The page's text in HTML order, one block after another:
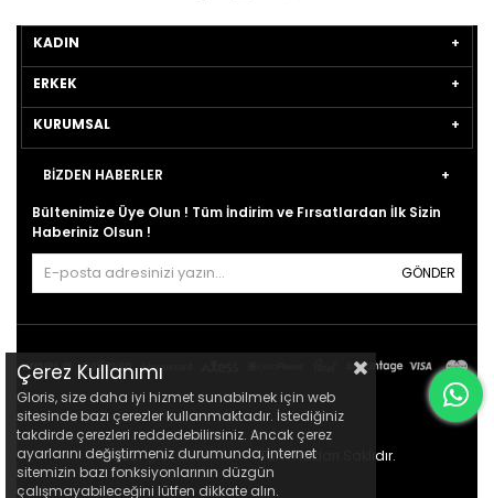
KADIN
ERKEK
KURUMSAL
BİZDEN HABERLER
Bültenimize Üye Olun ! Tüm İndirim ve Fırsatlardan İlk Sizin
Haberiniz Olsun !
GÖNDER
© 2021gloris.com.tr- Tüm Hakları Saklıdır.
Çerez Kullanımı
Gloris, size daha iyi hizmet sunabilmek için web
sitesinde bazı çerezler kullanmaktadır. İstediğiniz
takdirde çerezleri reddedebilirsiniz. Ancak çerez
ayarlarını değiştirmeniz durumunda, internet
sitemizin bazı fonksiyonlarının düzgün
çalışmayabileceğini lütfen dikkate alın.